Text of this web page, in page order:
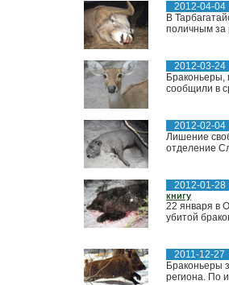
2012-04-04
В
поличным за
2012-03-24
Браконьеры,
сообщили в
2012-02-04
Лишение
отделение
2012-01-28
книгу
22 января в
убитой
2011-12-27
Браконьеры
региона. По